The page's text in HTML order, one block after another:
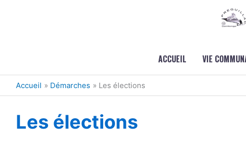
ACCUEIL VIE
Accueil Démarches Les élections
Les élections